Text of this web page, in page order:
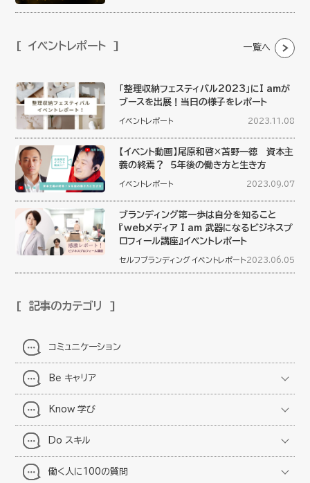
イベントレポート 一覧へ
「整理収納フェスティバル2023」にI amが
ブースを出展！当日の様子をレポート
イベントレポート 2023.11.08
【イベント動画】尾原和啓×苫野一徳 資本主
義の終焉？ ５年後の働き方と生き方
イベントレポート 2023.09.07
ブランディング第一歩は自分を知ること
『webメディア I am 武器になるビジネスプ
ロフィール講座』イベントレポート
セルフブランディング イベントレポート 2023.06.05
記事のカテゴリ
コミュニケーション
Be キャリア
Know 学び
Do スキル
働く人に100の質問